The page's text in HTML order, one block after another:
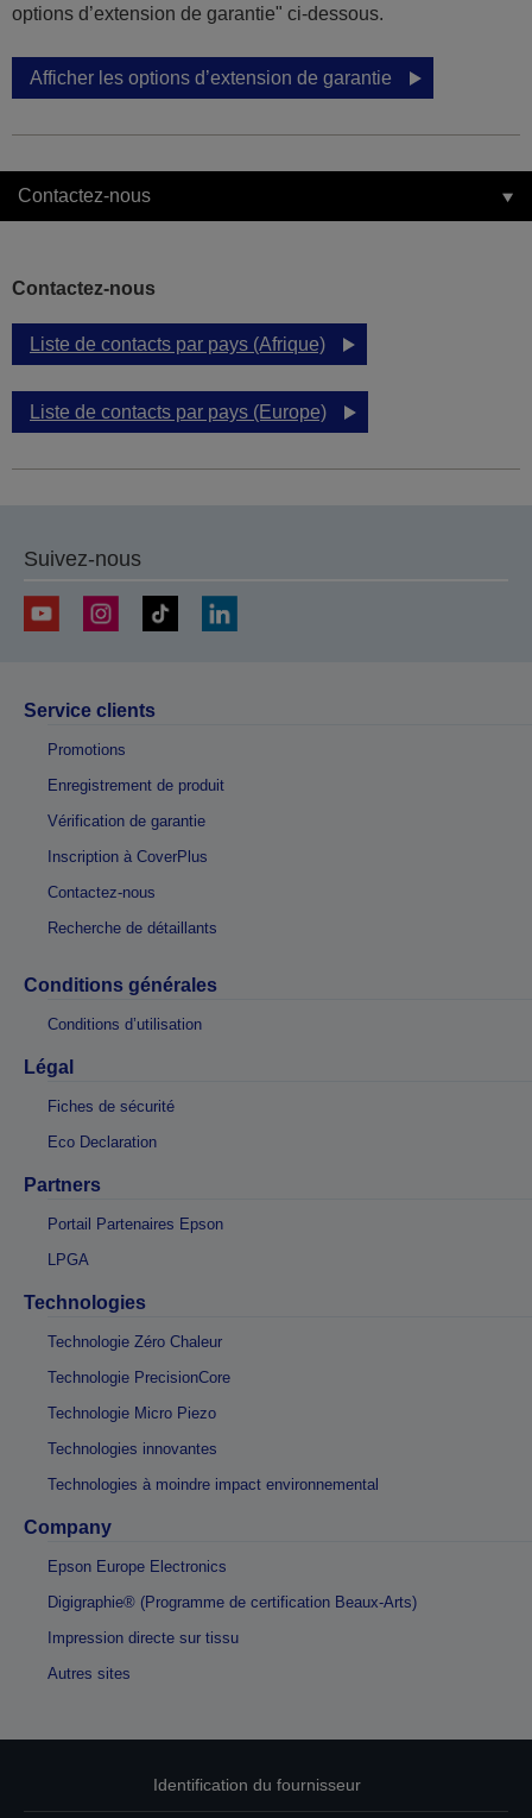
options d’extension de garantie" ci-dessous.
Afficher les options d’extension de garantie
Contactez-nous
Contactez-nous
Liste de contacts par pays (Afrique)
Liste de contacts par pays (Europe)
Suivez-nous
Service clients
Promotions
Enregistrement de produit
Vérification de garantie
Inscription à CoverPlus
Contactez-nous
Recherche de détaillants
Conditions générales
Conditions d’utilisation
Légal
Fiches de sécurité
Eco Declaration
Partners
Portail Partenaires Epson
LPGA
Technologies
Technologie Zéro Chaleur
Technologie PrecisionCore
Technologie Micro Piezo
Technologies innovantes
Technologies à moindre impact environnemental
Company
Epson Europe Electronics
Digigraphie® (Programme de certification Beaux-Arts)
Impression directe sur tissu
Autres sites
Identification du fournisseur